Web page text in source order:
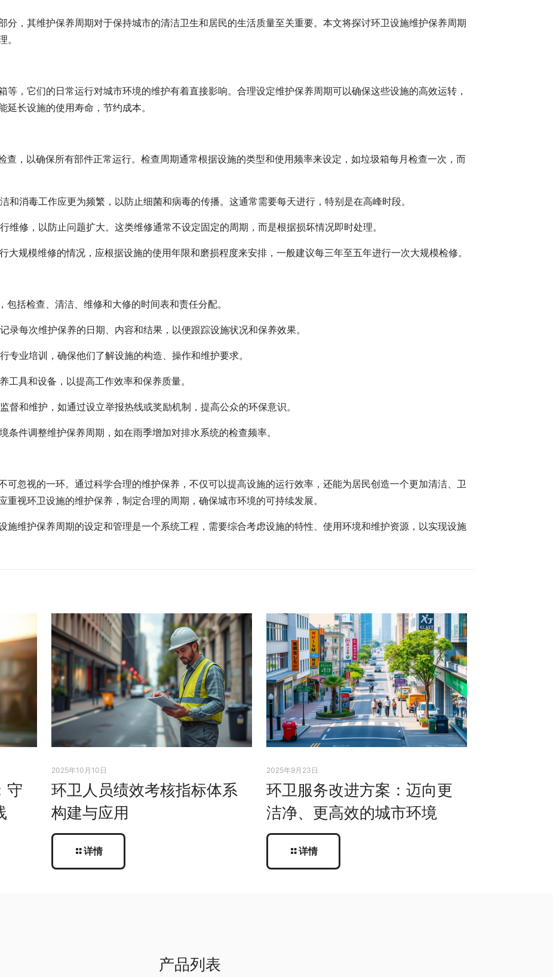
分，其维护保养周期对于保持城市的清洁卫生和居民的生活质量至关重要。本文将探讨环卫设施维护保养周期
。
等，它们的日常运行对城市环境的维护有着直接影响。合理设定维护保养周期可以确保这些设施的高效运转，
长设施的使用寿命，节约成本。
查，以确保所有部件正常运行。检查周期通常根据设施的类型和使用频率来设定，如垃圾箱每月检查一次，而
和消毒工作应更为频繁，以防止细菌和病毒的传播。这通常需要每天进行，特别是在高峰时段。
维修，以防止问题扩大。这类维修通常不设定固定的周期，而是根据损坏情况即时处理。
大规模维修的情况，应根据设施的使用年限和磨损程度来安排，一般建议每三年至五年进行一次大规模检修。
括检查、清洁、维修和大修的时间表和责任分配。
录每次维护保养的日期、内容和结果，以便跟踪设施状况和保养效果。
专业培训，确保他们了解设施的构造、操作和维护要求。
工具和设备，以提高工作效率和保养质量。
督和维护，如通过设立举报热线或奖励机制，提高公众的环保意识。
条件调整维护保养周期，如在雨季增加对排水系统的检查频率。
可忽视的一环。通过科学合理的维护保养，不仅可以提高设施的运行效率，还能为居民创造一个更加清洁、卫
视环卫设施的维护保养，制定合理的周期，确保城市环境的可持续发展。
施维护保养周期的设定和管理是一个系统工程，需要综合考虑设施的特性、使用环境和维护资源，以实现设施
守
2025年10月10日
环卫人员绩效考核指标体系
构建与应用
详情
2025年9月23日
环卫服务改进方案：迈向更
洁净、更高效的城市环境
详情
产品列表